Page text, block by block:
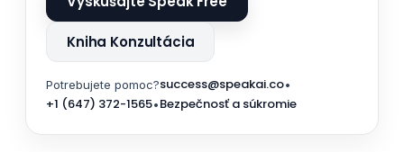
Kniha Konzultácia
Potrebujete pomoc?success@speakai.co•
+1 (647) 372-1565•Bezpečnosť a súkromie